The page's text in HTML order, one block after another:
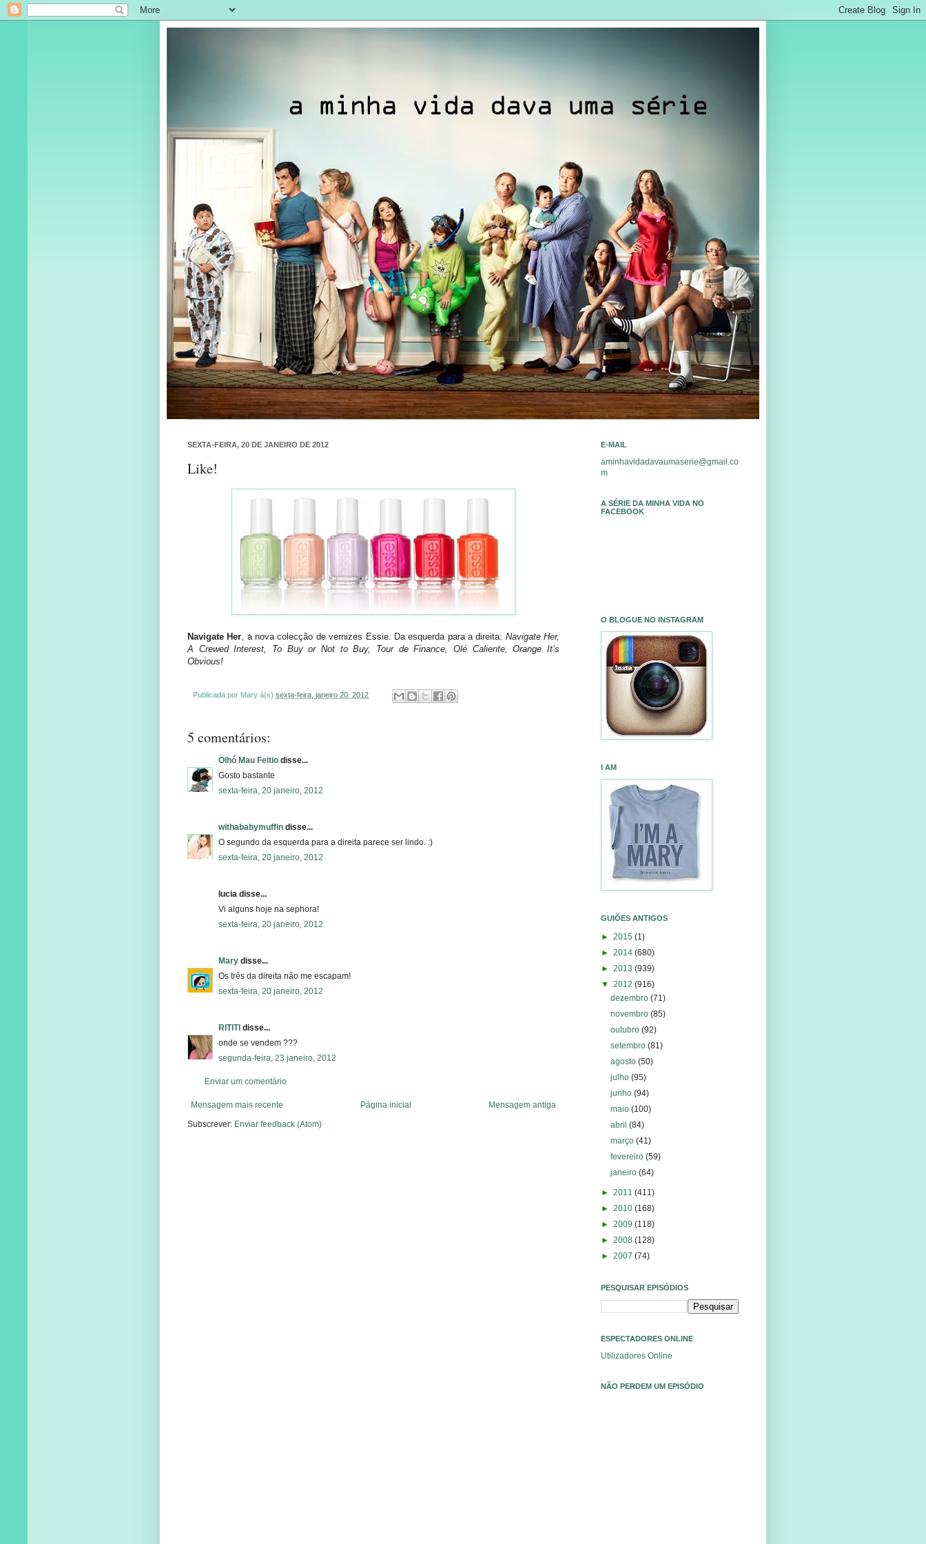
SEXTA-FEIRA, 20 DE JANEIRO DE 2012
Like!
Navigate Her, a nova colecção de vernizes Essie. Da esquerda para a direita: Navigate Her,
A Crewed Interest, To Buy or Not to Buy, Tour de Finance, Olé Caliente, Orange It’s
Obvious!
Publicada por Mary à(s) sexta-feira, janeiro 20, 2012
5 comentários:
Olhó Mau Feitio disse...
Gosto bastante
sexta-feira, 20 janeiro, 2012
withababymuffin disse...
O segundo da esquerda para a direita parece ser lindo. :)
sexta-feira, 20 janeiro, 2012
lucia disse...
Vi alguns hoje na sephora!
sexta-feira, 20 janeiro, 2012
Mary disse...
Os três da direita não me escapam!
sexta-feira, 20 janeiro, 2012
RITITI disse...
onde se vendem ???
segunda-feira, 23 janeiro, 2012
Enviar um comentário
Mensagem mais recente Mensagem antiga
Página inicial
Subscrever: Enviar feedback (Atom)
E-MAIL
aminhavidadavaumaserie@gmail.co
m
A SÉRIE DA MINHA VIDA NO
FACEBOOK
O BLOGUE NO INSTAGRAM
I AM
GUIÕES ANTIGOS
► 2015 (1)
► 2014 (680)
► 2013 (939)
▼ 2012 (916)
dezembro(71)
novembro(85)
outubro(92)
setembro(81)
agosto(50)
julho(95)
junho(94)
maio(100)
abril(84)
março(41)
fevereiro(59)
janeiro(64)
► 2011 (411)
► 2010 (168)
► 2009 (118)
► 2008 (128)
► 2007 (74)
PESQUISAR EPISÓDIOS
ESPECTADORES ONLINE
Utilizadores Online
NÃO PERDEM UM EPISÓDIO